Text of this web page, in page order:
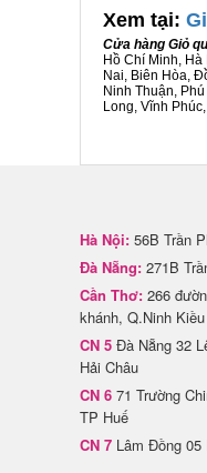
Xem tại: G
Cửa hàng Giỏ
Hồ Chí Minh,
Nai, Biên Hòa,
Ninh Thuận,
Long, Vĩnh
Hà Nội: 56B Trần
Đà Nẵng: 271B
Cần Thơ: 266
khánh, Q.Ninh Kiều
CN 5 Đà Nẵng 32
Hải Châu
CN 6 71 Trường
TP Huế
CN 7 Lâm Đồng